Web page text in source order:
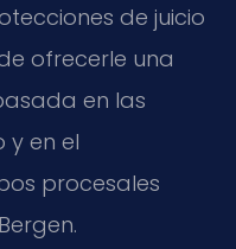
de juicio
ofrecerle una
en las
y en el
procesales